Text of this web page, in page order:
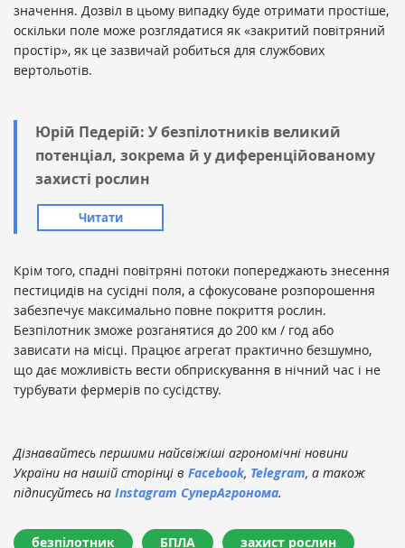
значення. Дозвіл в цьому випадку буде отримати простіше,
оскільки поле може розглядатися як «закритий повітряний
простір», як це зазвичай робиться для службових
вертольотів.
Юрій Педерій: У безпілотників великий
потенціал, зокрема й у диференційованому
захисті рослин
Читати
Крім того, спадні повітряні потоки попереджають знесення
пестицидів на сусідні поля, а сфокусоване розпорошення
забезпечує максимально повне покриття рослин.
Безпілотник зможе розганятися до 200 км / год або
зависати на місці. Працює агрегат практично безшумно,
що дає можливість вести обприскування в нічний час і не
турбувати фермерів по сусідству.
Дізнавайтесь першими найсвіжіші агрономічні новини
України на нашій сторінці в Facebook, Telegram, а також
підписуйтесь на Instagram СуперАгронома.
безпілотник БПЛА захист рослин